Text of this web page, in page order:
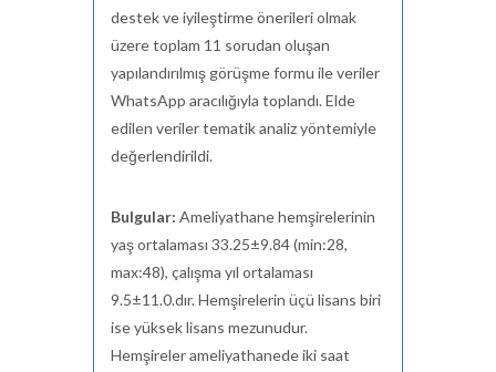
destek ve iyileştirme önerileri olmak
üzere toplam 11 sorudan oluşan
yapılandırılmış görüşme formu ile veriler
WhatsApp aracılığıyla toplandı. Elde
edilen veriler tematik analiz yöntemiyle
değerlendirildi.
Bulgular: Ameliyathane hemşirelerinin
yaş ortalaması 33.25±9.84 (min:28,
max:48), çalışma yıl ortalaması
9.5±11.0.dır. Hemşirelerin üçü lisans biri
ise yüksek lisans mezunudur.
Hemşireler ameliyathanede iki saat